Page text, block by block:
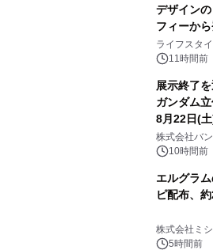
デザイン
フィーか
い、ポッ
ン。
ライフスタ
11時間前
展示終了
ガンダム
8月22日(
像『
BEYOND
株式会社バ
10時間前
エルグラ
ピ配布、
株式会社ミ
5時間前